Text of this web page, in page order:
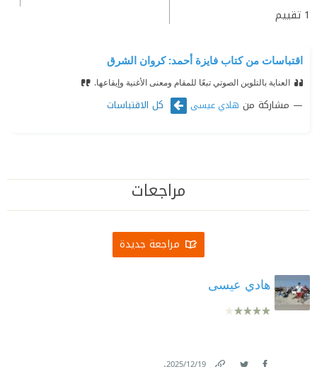
1 تقييم
اقتباسات من كتاب فايزة أحمد: كروان الشرق
العناية بالتلوين الصوتي تبعًا للمقام ومعنى الأغنية وإيقاعها.
مشاركة من هادي عيسى كل الاقتباسات
مراجعات
مراجعة جديدة
هادي عيسى
19‏/12‏/2025
.